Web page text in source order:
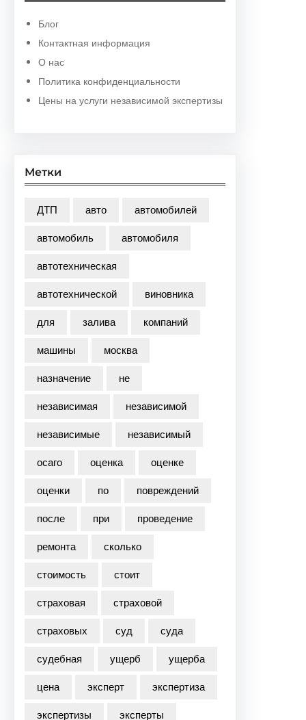
Блог
Контактная информация
О нас
Политика конфиденциальности
Цены на услуги независимой экспертизы
Метки
ДТП авто
автомобилей
автомобиль
автомобиля
автотехническая
автотехнической
виновника
для
залива
компаний
машины
москва
назначение
не
независимая
независимой
независимые
независимый
осаго
оценка
оценке
оценки
по
повреждений
после
при
проведение
ремонта
сколько
стоимость
стоит
страховая
страховой
страховых
суд
суда
судебная
ущерб
ущерба
цена
эксперт
экспертиза
экспертизы
эксперты